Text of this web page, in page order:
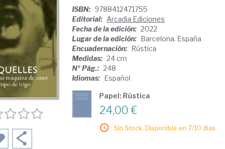
ISBN: 9788412471755
Editorial: Arcadia Ediciones
Fecha de la edición: 2022
Lugar de la edición: Barcelona. España
Encuadernación: Rústica
Medidas: 24 cm
Nº Pág.: 248
Idiomas: Español
Papel: Rústica
24,00 €
Sin Stock. Disponible en 7/10 días.